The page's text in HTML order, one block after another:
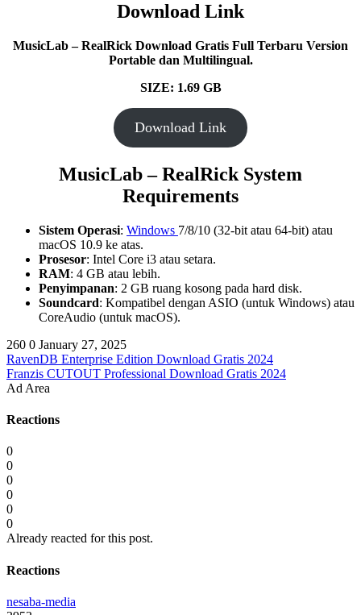
Download Link
MusicLab – RealRick Download Gratis Full Terbaru Version
Portable dan Multilingual.
SIZE: 1.69 GB
Download Link
MusicLab – RealRick System
Requirements
Sistem Operasi: Windows 7/8/10 (32-bit atau 64-bit) atau
macOS 10.9 ke atas.
Prosesor: Intel Core i3 atau setara.
RAM: 4 GB atau lebih.
Penyimpanan: 2 GB ruang kosong pada hard disk.
Soundcard: Kompatibel dengan ASIO (untuk Windows) atau
CoreAudio (untuk macOS).
260 0 January 27, 2025
RavenDB Enterprise Edition Download Gratis 2024
Franzis CUTOUT Professional Download Gratis 2024
Ad Area
Reactions
0
0
0
0
0
0
Already reacted for this post.
Reactions
nesaba-media